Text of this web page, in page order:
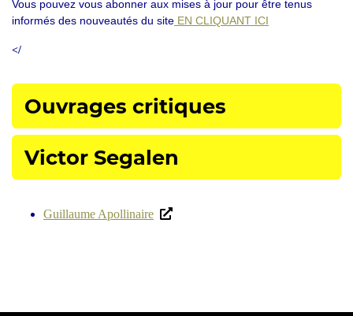
Vous pouvez vous abonner aux mises à jour pour être tenus
informés des nouveautés du site EN CLIQUANT ICI
</
Ouvrages critiques
Victor Segalen
Guillaume Apollinaire